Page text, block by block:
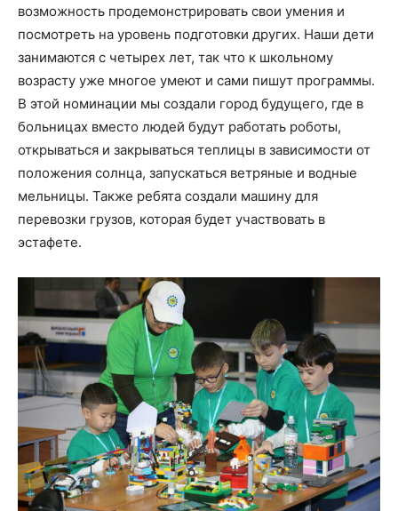
возможность продемонстрировать свои умения и
посмотреть на уровень подготовки других. Наши дети
занимаются с четырех лет, так что к школьному
возрасту уже многое умеют и сами пишут программы.
В этой номинации мы создали город будущего, где в
больницах вместо людей будут работать роботы,
открываться и закрываться теплицы в зависимости от
положения солнца, запускаться ветряные и водные
мельницы. Также ребята создали машину для
перевозки грузов, которая будет участвовать в
эстафете.